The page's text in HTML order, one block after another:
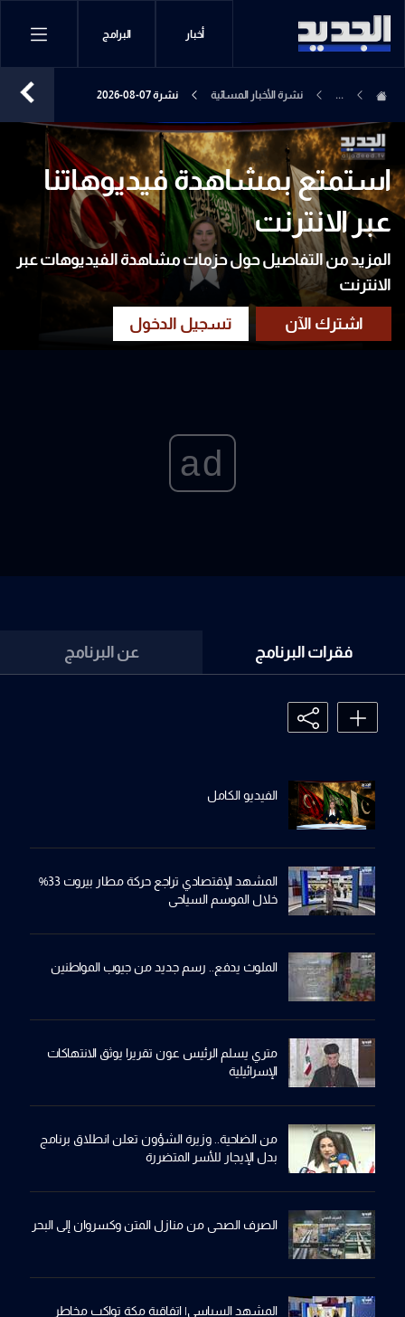
أخبار البرامج
... نشرة الأخبار المسائية نشرة 07-08-2026
استمتع بمشاهدة فيديوهاتنا
عبر الانترنت
المزيد من التفاصيل حول حزمات مشاهدة الفيديوهات عبر
الانترنت
ad
فقرات البرنامج عن البرنامج
الفيديو الكامل
المشهد الإقتصادي تراجع حركة مطار بيروت 33%
خلال الموسم السياحي
الملوث يدفع.. رسم جديد من جيوب المواطنين
متري يسلم الرئيس عون تقريرا يوثق الانتهاكات
الإسرائيلية
من الضاحية.. وزيرة الشؤون تعلن انطلاق برنامج
بدل الإيجار للأسر المتضررة
الصرف الصحي من منازل المتن وكسروان إلى البحر
المشهد السياسي| اتفاقية مكة تواكب مخاطر